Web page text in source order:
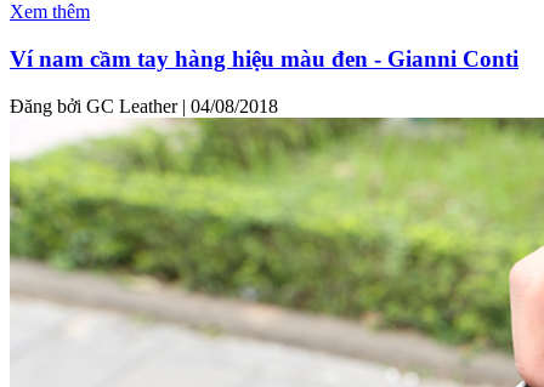
Xem thêm
Ví nam cầm tay hàng hiệu màu đen - Gianni Conti
Đăng bởi GC Leather | 04/08/2018